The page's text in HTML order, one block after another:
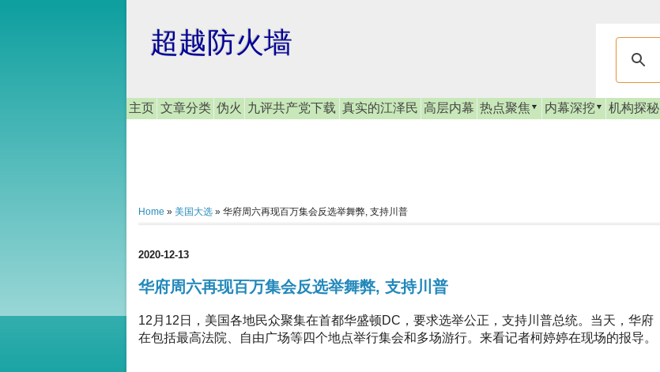
超越防火墙
主页 文章分类 伪火 九评共产党下载 真实的江泽民 高层内幕 热点聚焦 内幕深挖 机构探秘
Home » 美国大选 » 华府周六再现百万集会反选举舞弊, 支持川普
2020-12-13
华府周六再现百万集会反选举舞弊, 支持川普
12月12日，美国各地民众聚集在首都华盛顿DC ，要求选举公正，支持川普总统。当天，华府
在包括最高法院、自由广场等四个地点举行集会和多场游行。来看记者柯婷婷在现场的报导。